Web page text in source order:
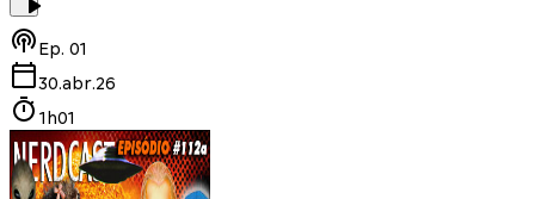
Ep. 01
30.abr.26
1h01